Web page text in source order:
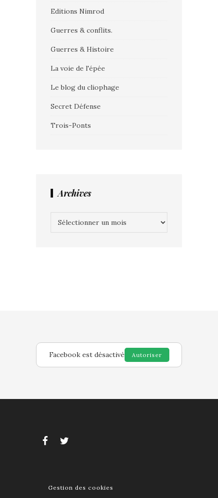
Editions Nimrod
Guerres & conflits.
Guerres & Histoire
La voie de l'épée
Le blog du cliophage
Secret Défense
Trois-Ponts
Archives
Facebook est désactivé Autoriser
Gestion des cookies